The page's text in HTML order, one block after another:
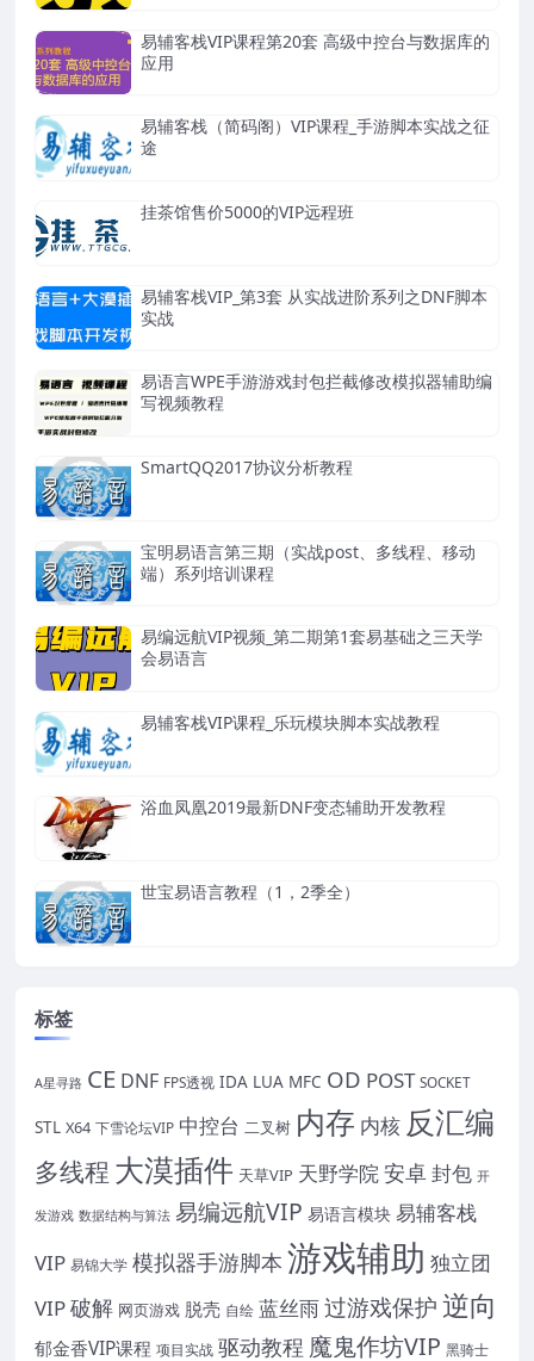
易辅客栈VIP课程第20套 高级中控台与数据库的
应用
易辅客栈（简码阁）VIP课程_手游脚本实战之征
途
挂茶馆售价5000的VIP远程班
易辅客栈VIP_第3套 从实战进阶系列之DNF脚本
实战
易语言WPE手游游戏封包拦截修改模拟器辅助编
写视频教程
SmartQQ2017协议分析教程
宝明易语言第三期（实战post、多线程、移动
端）系列培训课程
易编远航VIP视频_第二期第1套易基础之三天学
会易语言
易辅客栈VIP课程_乐玩模块脚本实战教程
浴血凤凰2019最新DNF变态辅助开发教程
世宝易语言教程（1，2季全）
标签
A星寻路 CE DNF FPS透视 IDA LUA MFC OD POST SOCKET
STL X64 下雪论坛VIP 中控台 二叉树 内存 内核 反汇编
多线程 大漠插件 天草VIP 天野学院 安卓封包 开
发游戏 数据结构与算法 易编远航VIP 易语言模块 易辅客栈
VIP 易锦大学 模拟器手游脚本 游戏辅助 独立团
VIP破解 网页游戏 脱壳 自绘 蓝丝雨过游戏保护逆向
郁金香VIP课程 项目实战 驱动教程 魔鬼作坊VIP 黑骑士